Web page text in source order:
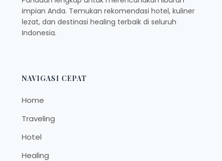
impian Anda. Temukan rekomendasi hotel, kuliner
lezat, dan destinasi healing terbaik di seluruh
Indonesia.
NAVIGASI CEPAT
Home
Traveling
Hotel
Healing